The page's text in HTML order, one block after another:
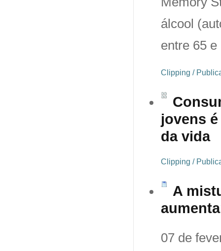
álcool
entre 65
Clipping /
jovens
da vida
Clipping /
A
07 de